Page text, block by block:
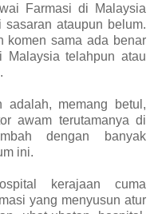
Farmasi di Malaysia
ataupun belum.
komen sama ada benar
telahpun atau
adalah, memang betul,
awam terutamanya di
dengan banyak
ini.
kerajaan cuma
yang menyusun atur